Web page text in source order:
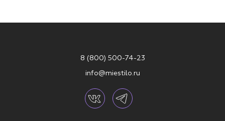
8 (800) 500-74-23
info@miestilo.ru